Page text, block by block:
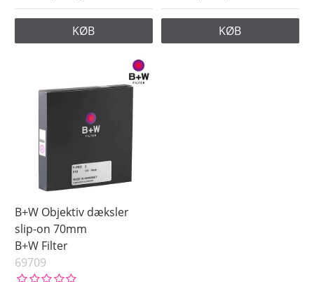
KØB KØB
B+W Objektiv dæksler
slip-on 70mm
B+W Filter
69709